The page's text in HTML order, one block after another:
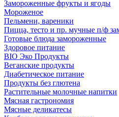
Замороженные фрукты и ягоды
Мороженое
Пельмени, вареники
Пицца, тесто и пр. мучные п/ф
Готовые блюда замороженные
Здоровое питание
BIO Эко Продукты
Веганские продукты
Диабетическое питание
Продукты без глютена
Растительные молочные напитки
Мясная гастрономия
Мясные деликатесы